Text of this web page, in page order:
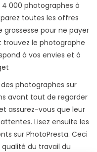
4 000 photographes à
toutes les offres
grossesse pour ne payer
le photographe
à vos envies et à
photographes sur
avant tout de regarder
assurez-vous que leur
Lisez ensuite les
sur PhotoPresta. Ceci
du travail du